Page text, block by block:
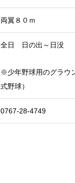
両翼８０ｍ
全日 日の出～日没
※少年野球用のグラウ
式野球）
0767-28-4749